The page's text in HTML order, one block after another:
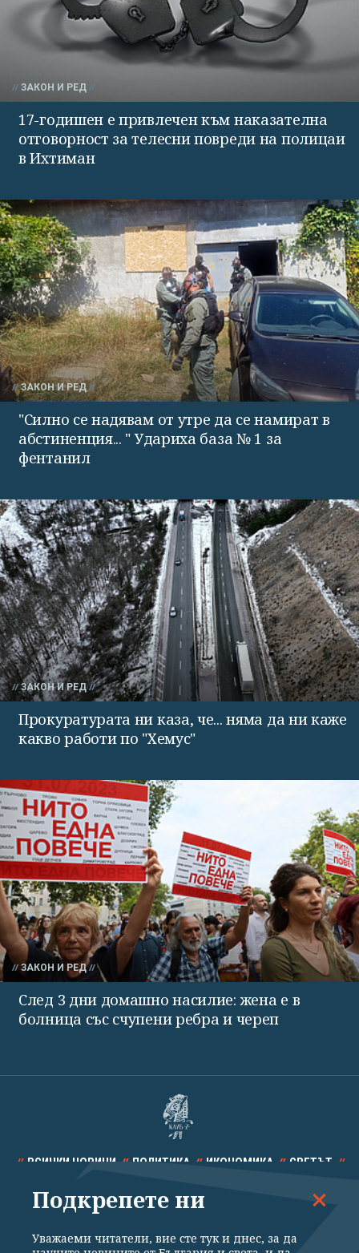
ЗАКОН И РЕД
17-годишен е привлечен към наказателна
отговорност за телесни повреди на полицаи
в Ихтиман
ЗАКОН И РЕД
"Силно се надявам от утре да се намират в
абстиненция... " Удариха база № 1 за
фентанил
ЗАКОН И РЕД
Прокуратурата ни каза, че... няма да ни каже
какво работи по "Хемус"
ЗАКОН И РЕД
След 3 дни домашно насилие: жена е в
болница със счупени ребра и череп
ВСИЧКИ НОВИНИ ПОЛИТИКА ИКОНОМИКА СВЕТЪТ
СПОРТ КУЛТУРА ТЕХНОЛОГИИ КАЛЕЙДОСКОП
Подкрепете ни
Уважаеми читатели, вие сте тук и днес, за да